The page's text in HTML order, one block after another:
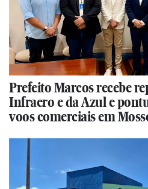
Prefeito Marcos recebe
Infraero e da Azul e
voos comerciais em